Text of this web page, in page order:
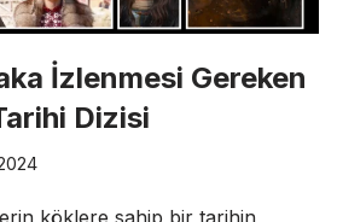
İzlenmesi Gereken
Dizisi